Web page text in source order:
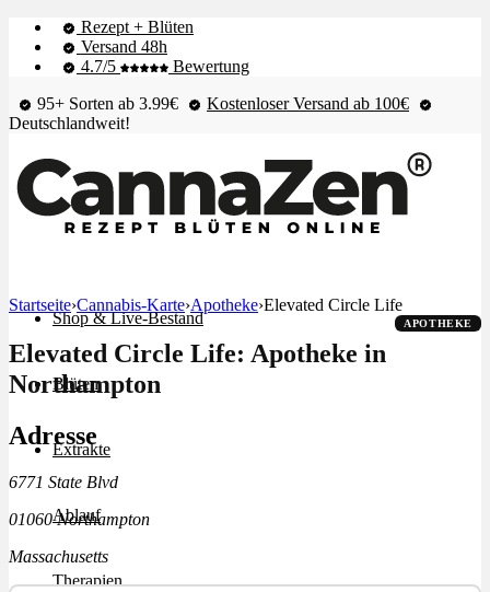
Rezept + Blüten
Versand 48h
4.7/5
Bewertung
95+ Sorten ab 3.99€
Kostenloser Versand ab 100€
Deutschlandweit!
Shop & Live-Bestand
Blüten
Extrakte
Ablauf
Therapien
Startseite›Cannabis-Karte›Apotheke›Elevated Circle Life
APOTHEKE
Elevated Circle Life: Apotheke in
Northampton
Adresse
6771 State Blvd
01060 Northampton
Massachusetts